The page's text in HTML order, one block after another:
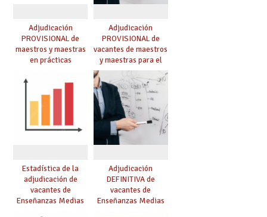
Adjudicación
PROVISIONAL de
maestros y maestras
en prácticas
Adjudicación
PROVISIONAL de
vacantes de maestros
y maestras para el
curso 26-27
Estadística de la
adjudicación de
vacantes de
Enseñanzas Medias
Adjudicación
DEFINITIVA de
vacantes de
Enseñanzas Medias